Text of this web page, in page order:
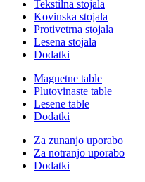
Tekstilna stojala
Kovinska stojala
Protivetrna stojala
Lesena stojala
Dodatki
Magnetne table
Plutovinaste table
Lesene table
Dodatki
Za zunanjo uporabo
Za notranjo uporabo
Dodatki